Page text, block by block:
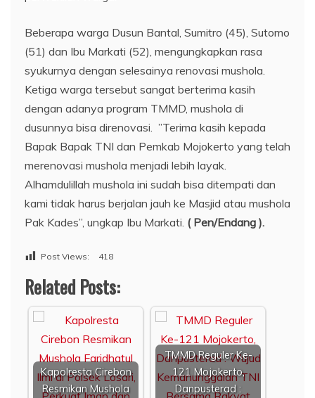
Beberapa warga Dusun Bantal, Sumitro (45), Sutomo
(51) dan Ibu Markati (52), mengungkapkan rasa
syukurnya dengan selesainya renovasi mushola.
Ketiga warga tersebut sangat berterima kasih
dengan adanya program TMMD, mushola di
dusunnya bisa direnovasi. ”Terima kasih kepada
Bapak Bapak TNI dan Pemkab Mojokerto yang telah
merenovasi mushola menjadi lebih layak.
Alhamdulillah mushola ini sudah bisa ditempati dan
kami tidak harus berjalan jauh ke Masjid atau mushola
Pak Kades”, ungkap Ibu Markati. ( Pen/Endang ).
Post Views: 418
Related Posts:
Kapolresta Cirebon
Resmikan Mushola
TMMD Reguler Ke-
121 Mojokerto,
Danpusterad :